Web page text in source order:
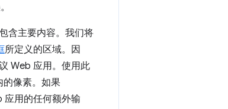
含主要内容。我们将
所定义的区域。因
Web 应用。使用此
的像素。如果
应用的任何额外输